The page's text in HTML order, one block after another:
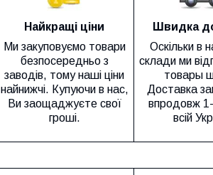
Найкращі ціни
Ми закуповуємо товари
безпосередньо з
заводів, тому наші ціни
найнижчі. Купуючи в нас,
Ви заощаджуєте свої
гроші.
Швидка
Оскільки в
склади ми
товары
Доставка
впродовж
всій